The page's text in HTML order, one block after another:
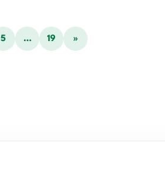
5 … 19 »